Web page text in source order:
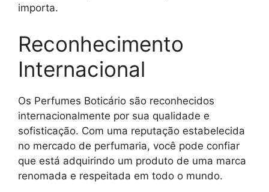
importa.
Reconhecimento
Internacional
Os Perfumes Boticário são reconhecidos
internacionalmente por sua qualidade e
sofisticação. Com uma reputação estabelecida
no mercado de perfumaria, você pode confiar
que está adquirindo um produto de uma marca
renomada e respeitada em todo o mundo.